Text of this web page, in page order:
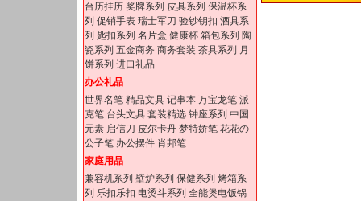
台历挂历 奖牌系列 皮具系列 保温杯系
列 促销手表 瑞士军刀 验钞钥扣 酒具系
列 匙扣系列 名片盒 健康杯 箱包系列 陶
瓷系列 五金商务 商务套装 茶具系列 月
饼系列 进口礼品
办公礼品
世界名笔 精品文具 记事本 万宝龙笔 派
克笔 台头文具 套装精选 钟座系列 中国
元素 启信刀 皮尔卡丹 梦特娇笔 花花の
公子笔 办公摆件 肖邦笔
家庭用品
兼容机系列 壁炉系列 保健系列 烤箱系
列 乐扣乐扣 电烫斗系列 全能煲电饭锅